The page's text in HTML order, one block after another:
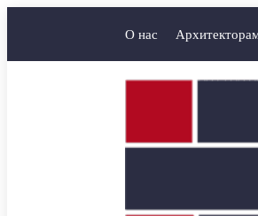
О нас